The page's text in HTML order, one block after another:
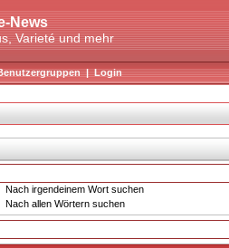
News
Varieté und mehr
|Login
Nach irgendeinem Wort suchen
Nach allen Wörtern suchen